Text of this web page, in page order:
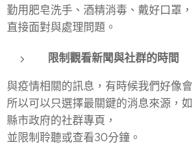
勤用肥皂洗手、酒精消毒、戴好口罩
直接面對與處理問題。
限制觀看新聞與社群的時間
與疫情相關的訊息，有時候我們好像
所以可以只選擇最關鍵的消息來源，
縣市政府的社群專頁，
並限制聆聽或查看30分鐘。